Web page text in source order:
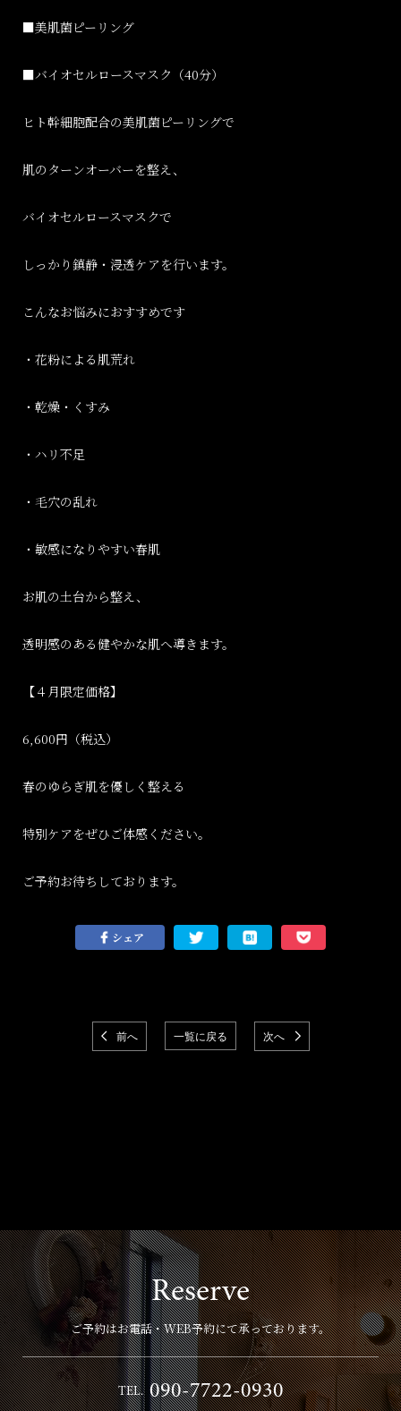
■美肌菌ピーリング
■バイオセルロースマスク（40分）
ヒト幹細胞配合の美肌菌ピーリングで
肌のターンオーバーを整え、
バイオセルロースマスクで
しっかり鎮静・浸透ケアを行います。
こんなお悩みにおすすめです
・花粉による肌荒れ
・乾燥・くすみ
・ハリ不足
・毛穴の乱れ
・敏感になりやすい春肌
お肌の土台から整え、
透明感のある健やかな肌へ導きます。
【４月限定価格】
6,600円（税込）
春のゆらぎ肌を優しく整える
特別ケアをぜひご体感ください。
ご予約お待ちしております。
シェア
前へ 一覧に戻る 次へ
Reserve
ご予約はお電話・WEB予約にて承っております。
TEL. 090-7722-0930